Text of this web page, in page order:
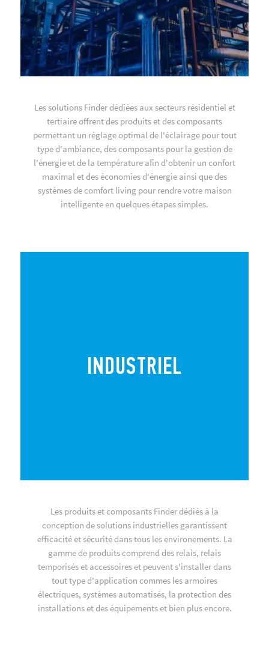
Les solutions Finder dédiées aux secteurs résidentiel et
tertiaire offrent des produits et des composants
permettant un réglage optimal de l'éclairage pour tout
type d'ambiance, des composants pour la gestion de
l'énergie et de la température afin d'obtenir un confort
maximal et des économies d'énergie ainsi que des
systèmes de comfort living pour rendre votre maison
intelligente en quelques étapes simples.
INDUSTRIEL
Les produits et composants Finder dédiés à la
conception de solutions industrielles garantissent
efficacité et sécurité dans tous les environements. La
gamme de produits comprend des relais, relais
temporisés et accessoires et peuvent s'installer dans
tout type d'application commes les armoires
électriques, systèmes automatisés, la protection des
installations et des équipements et bien plus encore.